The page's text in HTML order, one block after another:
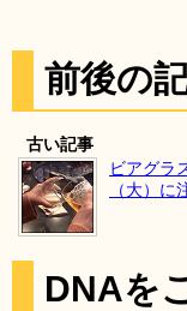
前後の
古い記事
ビアグラ
（大）
DNAを